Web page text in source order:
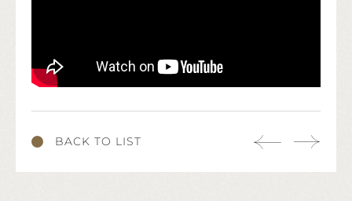
BACK TO LIST